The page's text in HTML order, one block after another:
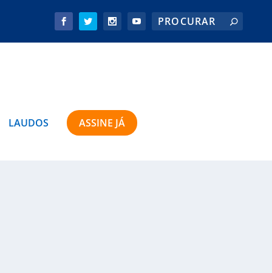
LAUDOS ASSINE JÁ